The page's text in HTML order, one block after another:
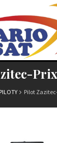
PILOTY Pilot